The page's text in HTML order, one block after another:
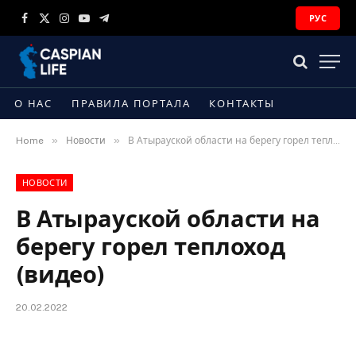
Facebook
X
Instagram
YouTubeTelegram
РУС
О НАС ПРАВИЛА ПОРТАЛА КОНТАКТЫ
Home » Новости » В Атырауской области на берегу горел теплоход (видео)
НОВОСТИ
В Атырауской области на
берегу горел теплоход
(видео)
20.02.2022